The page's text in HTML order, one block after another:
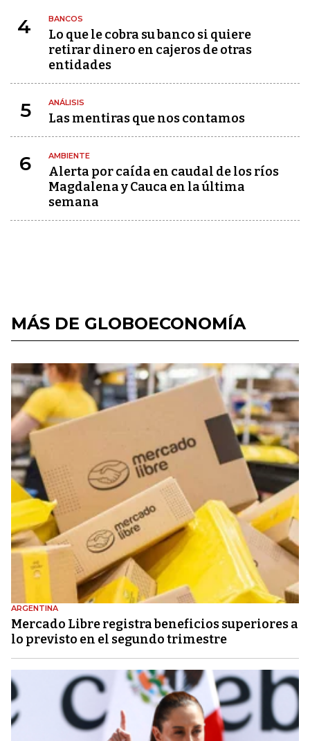
4 BANCOS
Lo que le cobra su banco si quiere
retirar dinero en cajeros de otras
entidades
5 ANÁLISIS
Las mentiras que nos contamos
6 AMBIENTE
Alerta por caída en caudal de los ríos
Magdalena y Cauca en la última
semana
MÁS DE GLOBOECONOMÍA
ARGENTINA
Mercado Libre registra beneficios superiores a
lo previsto en el segundo trimestre